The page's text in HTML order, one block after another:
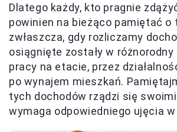
Dlatego każdy, kto pragnie
powinien na bieżąco pamiętać o
zwłaszcza, gdy rozliczamy
osiągnięte zostały w
pracy na etacie, przez
po wynajem mieszkań.
tych dochodów rządzi się
wymaga odpowiedniego ujęcia